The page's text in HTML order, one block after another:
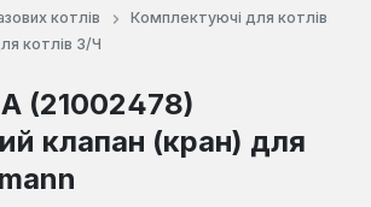
котлів
Комплектуючі для котлів
котлів З/Ч
(21002478)
клапан (кран) для